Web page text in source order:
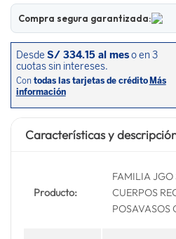
Compra segura garantizada:
Características y
Producto:
FAMILIA JGO
CUERPOS
POSAVASOS